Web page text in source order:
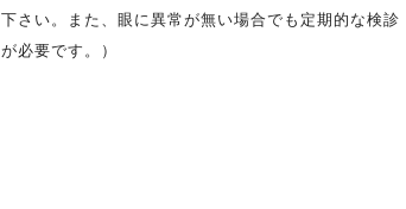
下さい。また、眼に異常が無い場合でも定期的な検診
が必要です。）